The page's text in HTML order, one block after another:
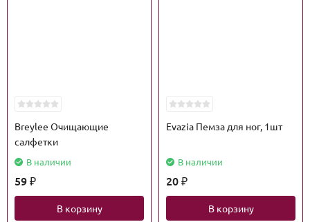
Breylee Очищающие
салфетки
В наличии
59 ₽
В корзину
Evazia Пемза для ног, 1шт
В наличии
20 ₽
В корзину